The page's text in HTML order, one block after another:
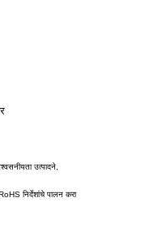
उत्पादने,
निर्देशांचे पालन करा